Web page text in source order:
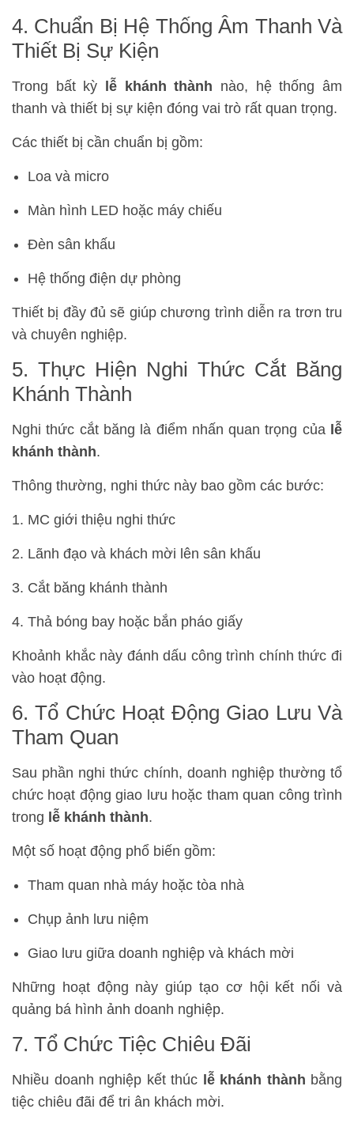
4. Chuẩn Bị Hệ Thống Âm Thanh Và
Thiết Bị Sự Kiện
Trong bất kỳ lễ khánh thành nào, hệ thống âm
thanh và thiết bị sự kiện đóng vai trò rất quan trọng.
Các thiết bị cần chuẩn bị gồm:
Loa và micro
Màn hình LED hoặc máy chiếu
Đèn sân khấu
Hệ thống điện dự phòng
Thiết bị đầy đủ sẽ giúp chương trình diễn ra trơn tru
và chuyên nghiệp.
5. Thực Hiện Nghi Thức Cắt Băng
Khánh Thành
Nghi thức cắt băng là điểm nhấn quan trọng của lễ
khánh thành.
Thông thường, nghi thức này bao gồm các bước:
MC giới thiệu nghi thức
Lãnh đạo và khách mời lên sân khấu
Cắt băng khánh thành
Thả bóng bay hoặc bắn pháo giấy
Khoảnh khắc này đánh dấu công trình chính thức đi
vào hoạt động.
6. Tổ Chức Hoạt Động Giao Lưu Và
Tham Quan
Sau phần nghi thức chính, doanh nghiệp thường tổ
chức hoạt động giao lưu hoặc tham quan công trình
trong lễ khánh thành.
Một số hoạt động phổ biến gồm:
Tham quan nhà máy hoặc tòa nhà
Chụp ảnh lưu niệm
Giao lưu giữa doanh nghiệp và khách mời
Những hoạt động này giúp tạo cơ hội kết nối và
quảng bá hình ảnh doanh nghiệp.
7. Tổ Chức Tiệc Chiêu Đãi
Nhiều doanh nghiệp kết thúc lễ khánh thành bằng
tiệc chiêu đãi để tri ân khách mời.